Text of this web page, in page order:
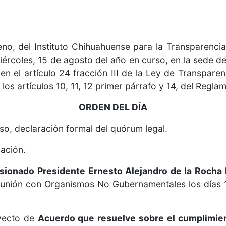
del Instituto Chihuahuense para la
15 de agosto del año en curso, en la sede
el artículo 24 fracción III de la Ley de
artículos 10, 11, 12 primer párrafo y 14, del
ORDEN DEL DÍA
declaración formal del quórum legal.
Presidente Ernesto Alejandro de la Rocha
con Organismos No Gubernamentales los
de Acuerdo que resuelve sobre el